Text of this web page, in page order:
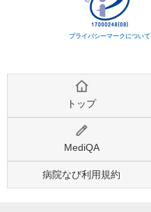
プライバシーマークについて
トップ
MediQA
病院なび利用規約